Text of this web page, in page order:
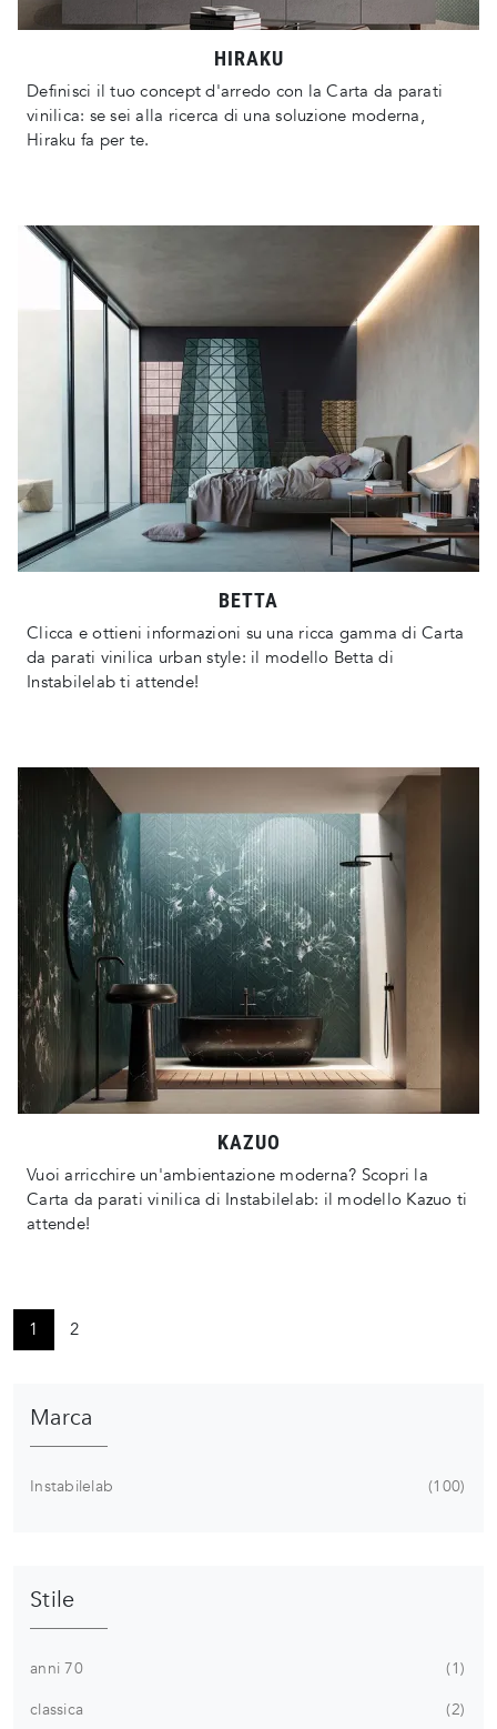
HIRAKU
Definisci il tuo concept d'arredo con la Carta da parati
vinilica: se sei alla ricerca di una soluzione moderna,
Hiraku fa per te.
BETTA
Clicca e ottieni informazioni su una ricca gamma di Carta
da parati vinilica urban style: il modello Betta di
Instabilelab ti attende!
KAZUO
Vuoi arricchire un'ambientazione moderna? Scopri la
Carta da parati vinilica di Instabilelab: il modello Kazuo ti
attende!
1 2
Marca
Instabilelab 100
Stile
anni 70
1
classica
2